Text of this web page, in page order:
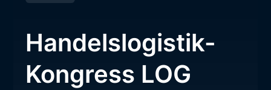
Handelslogistik-
Kongress LOG